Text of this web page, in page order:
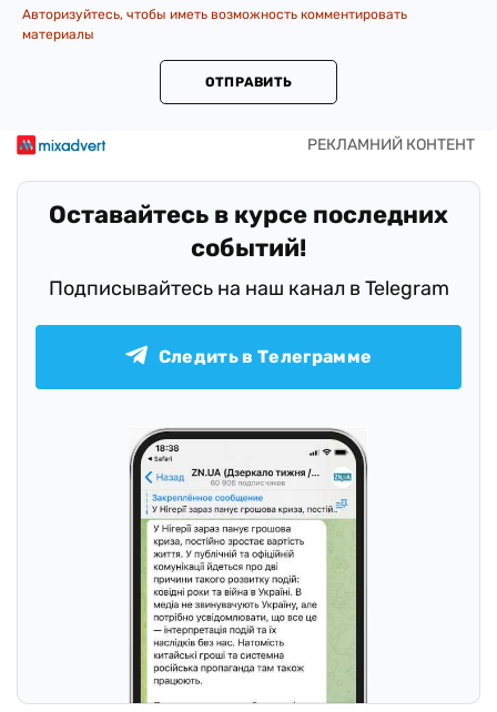
Авторизуйтесь, чтобы иметь возможность комментировать
материалы
ОТПРАВИТЬ
Оставайтесь в курсе последних
событий!
Подписывайтесь на наш канал в Telegram
Следить в Телеграмме